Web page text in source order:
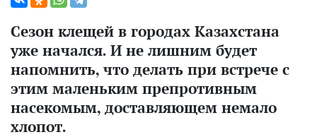
Сезон клещей в городах Казахстана
уже начался. И не лишним будет
напомнить, что делать при встрече с
этим маленьким препротивным
насекомым, доставляющем немало
хлопот.